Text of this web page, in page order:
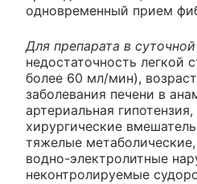
одновременный прием
Для препарата в
недостаточность легкой
более 60 мл/мин),
заболевания печени в
артериальная
хирургические
тяжелые
водно-электролитные
неконтролируемые